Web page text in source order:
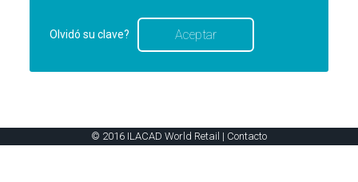
Olvidó su clave?
© 2016 ILACAD World Retail | Contacto